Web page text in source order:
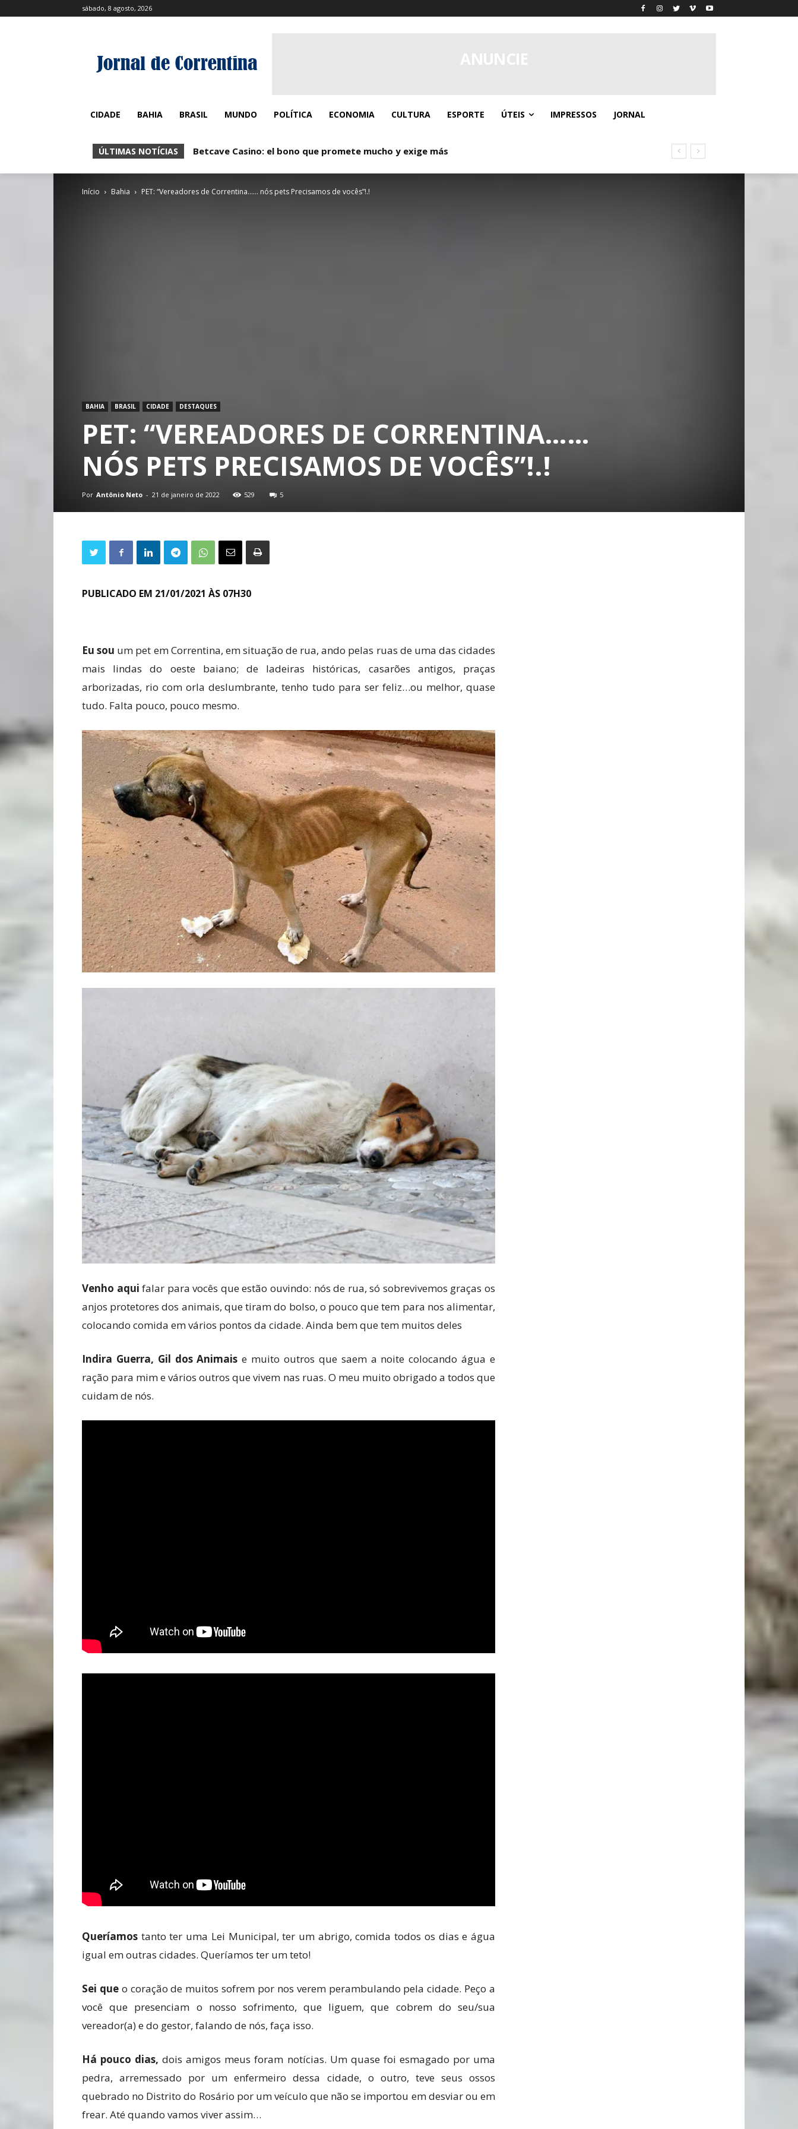
sábado, 8 agosto, 2026
CIDADE BAHIA BRASIL MUNDO POLÍTICA ECONOMIA CULTURA ESPORTE ÚTEIS IMPRESSOS JORNAL
ÚLTIMAS NOTÍCIAS Betcave Casino: el bono que promete mucho y exige más
Betcave Casino: Donde los giros gratis y el caos controlado se dan la mano
Início Bahia PET: “Vereadores de Correntina…… nós pets Precisamos de vocês”!.!
BAHIA BRASIL CIDADE DESTAQUES
PET: “VEREADORES DE CORRENTINA……
NÓS PETS PRECISAMOS DE VOCÊS”!.!
Por Antônio Neto - 21 de janeiro de 2022 529 5
PUBLICADO EM 21/01/2021 ÀS 07H30
Eu sou um pet em Correntina, em situação de rua, ando pelas ruas de uma das cidades
mais lindas do oeste baiano; de ladeiras históricas, casarões antigos, praças
arborizadas, rio com orla deslumbrante, tenho tudo para ser feliz…ou melhor, quase
tudo. Falta pouco, pouco mesmo.
Venho aqui falar para vocês que estão ouvindo: nós de rua, só sobrevivemos graças os
anjos protetores dos animais, que tiram do bolso, o pouco que tem para nos alimentar,
colocando comida em vários pontos da cidade. Ainda bem que tem muitos deles
Indira Guerra, Gil dos Animais e muito outros que saem a noite colocando água e
ração para mim e vários outros que vivem nas ruas. O meu muito obrigado a todos que
cuidam de nós.
Queríamos tanto ter uma Lei Municipal, ter um abrigo, comida todos os dias e água
igual em outras cidades. Queríamos ter um teto!
Sei queo coração de muitos sofrem por nos verem perambulando pela cidade. Peço a
você que presenciam o nosso sofrimento, que liguem, que cobrem do seu/sua
vereador(a) e do gestor, falando de nós, faça isso.
Há pouco dias, dois amigos meus foram notícias. Um quase foi esmagado por uma
pedra, arremessado por um enfermeiro dessa cidade, o outro, teve seus ossos
quebrado no Distrito do Rosário por um veículo que não se importou em desviar ou em
frear. Até quando vamos viver assim…